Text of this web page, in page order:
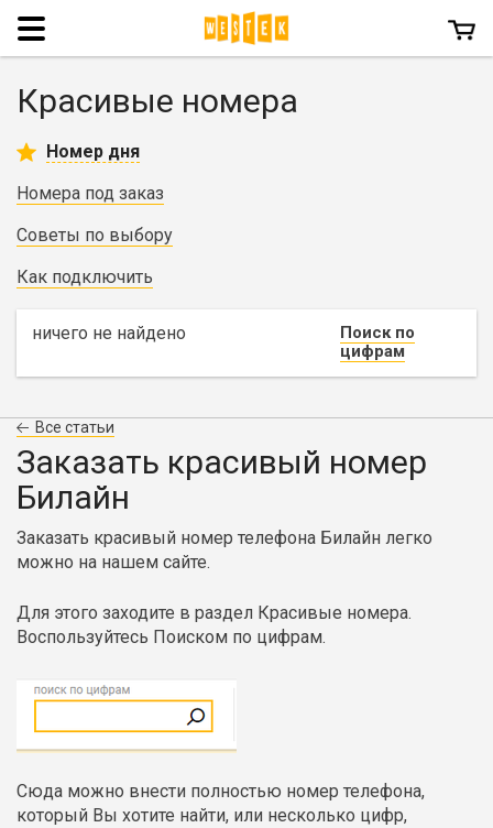
Красивые номера
Номер дня
Номера под заказ
Советы по выбору
Как подключить
ничего не найдено
Поиск по
цифрам
Все статьи
Заказать красивый номер
Билайн
Заказать красивый номер телефона Билайн легко
можно на нашем сайте.
Для этого заходите в раздел Красивые номера.
Воспользуйтесь Поиском по цифрам.
Сюда можно внести полностью номер телефона,
который Вы хотите найти, или несколько цифр,